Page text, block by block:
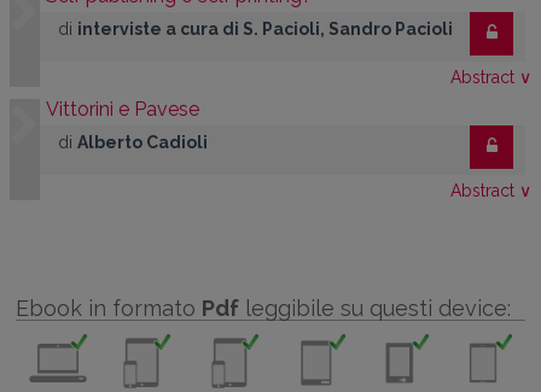
di interviste a cura di S. Pacioli, Sandro Pacioli
Abstract ∨
Vittorini e Pavese
di Alberto Cadioli
Abstract ∨
Ebook in formato Pdf leggibile su questi device: